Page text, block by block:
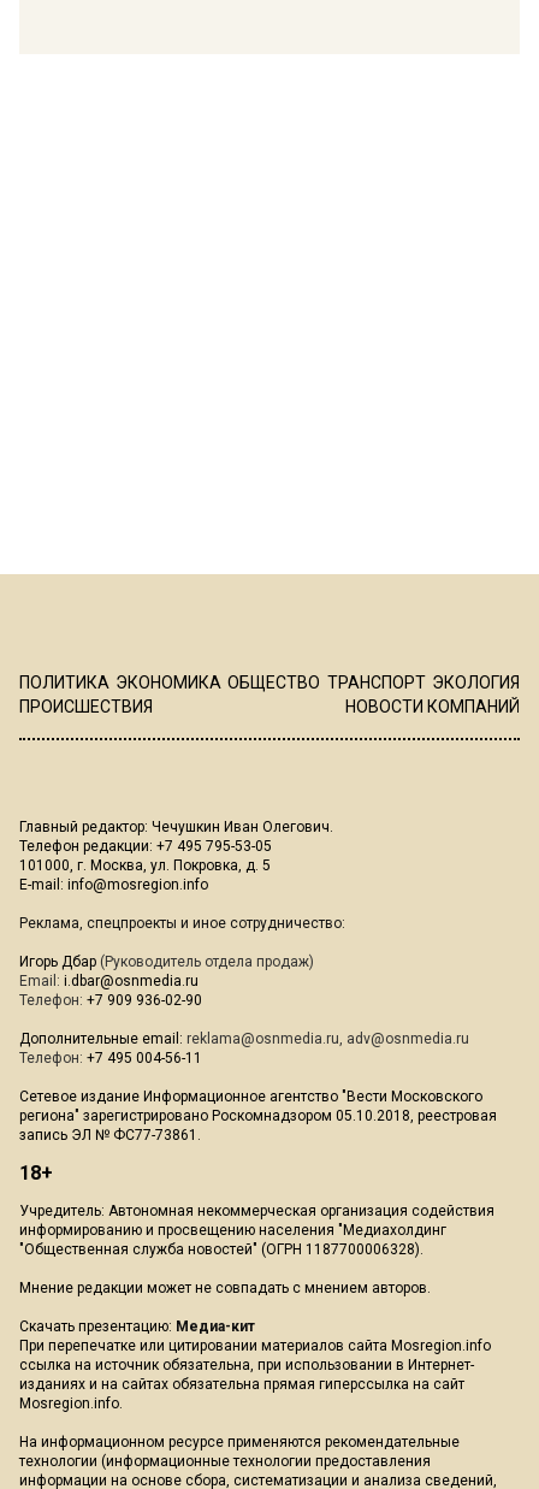
ПОЛИТИКА ЭКОНОМИКА ОБЩЕСТВО ТРАНСПОРТ ЭКОЛОГИЯ
ПРОИСШЕСТВИЯ
НОВОСТИ КОМПАНИЙ
Главный редактор: Чечушкин Иван Олегович.
Телефон редакции: +7 495 795-53-05
101000, г. Москва, ул. Покровка, д. 5
E-mail: info@mosregion.info
Реклама, спецпроекты и иное сотрудничество:
Игорь Дбар (Руководитель отдела продаж)
Email: i.dbar@osnmedia.ru
Телефон: +7 909 936-02-90
Дополнительные email: reklama@osnmedia.ru, adv@osnmedia.ru
Телефон: +7 495 004-56-11
Сетевое издание Информационное агентство "Вести Московского
региона" зарегистрировано Роскомнадзором 05.10.2018, реестровая
запись ЭЛ № ФС77-73861.
18+
Учредитель: Автономная некоммерческая организация содействия
информированию и просвещению населения "Медиахолдинг
"Общественная служба новостей" (ОГРН 1187700006328).
Мнение редакции может не совпадать с мнением авторов.
Скачать презентацию: Медиа-кит
При перепечатке или цитировании материалов сайта Mosregion.info
ссылка на источник обязательна, при использовании в Интернет-
изданиях и на сайтах обязательна прямая гиперссылка на сайт
Mosregion.info.
На информационном ресурсе применяются рекомендательные
технологии (информационные технологии предоставления
информации на основе сбора, систематизации и анализа сведений,